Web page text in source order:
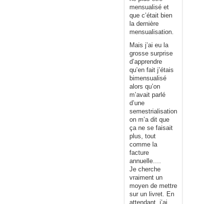
mensualisé et
que c’était bien
la dernière
mensualisation.
Mais j’ai eu la
grosse surprise
d’apprendre
qu’en fait j’étais
bimensualisé
alors qu’on
m’avait parlé
d’une
semestrialisation,
on m’a dit que
ça ne se faisait
plus, tout
comme la
facture
annuelle….
Je cherche
vraiment un
moyen de mettre
sur un livret. En
attendant, j’ai